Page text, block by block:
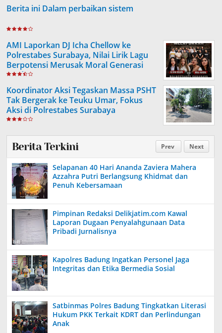
Berita ini Dalam perbaikan sistem
AMI Laporkan DJ Icha Chellow ke
Polrestabes Surabaya, Nilai Lirik Lagu
Berpotensi Merusak Moral Generasi
Muda
Koordinator Aksi Tegaskan Massa PSHT
Tak Bergerak ke Teuku Umar, Fokus
Aksi di Polrestabes Surabaya
Prev Next
Berita Terkini
Selapanan 40 Hari Ananda Zaviera Mahera
Azzahra Putri Berlangsung Khidmat dan
Penuh Kebersamaan
Pimpinan Redaksi Delikjatim.com Kawal
Laporan Dugaan Penyalahgunaan Data
Pribadi Jurnalisnya
Kapolres Badung Ingatkan Personel Jaga
Integritas dan Etika Bermedia Sosial
Satbinmas Polres Badung Tingkatkan Literasi
Hukum PKK Terkait KDRT dan Perlindungan
Anak